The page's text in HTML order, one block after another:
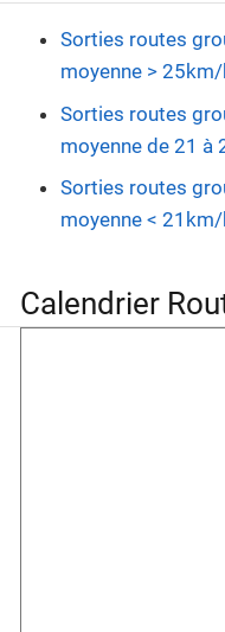
Sorties routes
moyenne >
Sorties routes
moyenne de 21 à
Sorties routes
moyenne <
Calendrier